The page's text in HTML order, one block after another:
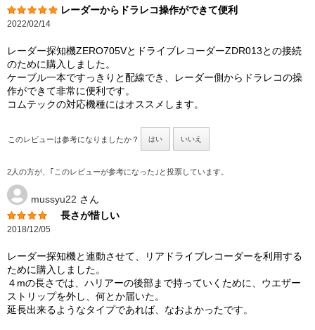
レーダーからドラレコ操作ができて便利
2022/02/14
レーダー探知機ZERO705VとドライブレコーダーZDR013との接続
のために購入しました。
ケーブル一本ですっきりと配線でき、レーダー側からドラレコの操
作ができて非常に便利です。
コムテックの対応機種にはオススメします。
このレビューは参考になりましたか？ はい いいえ
2人の方が、｢このレビューが参考になった｣と投票しています。
mussyu22 さん
長さが惜しい
2018/12/05
レーダー探知機と連動させて、リアドライブレコーダーを利用する
ために購入しました。
４mの長さでは、ハリアーの後部まで持っていくために、ウエザー
ストリップを外し、何とか届いた。
延長出来るようなタイプであれば、なおよかったです。